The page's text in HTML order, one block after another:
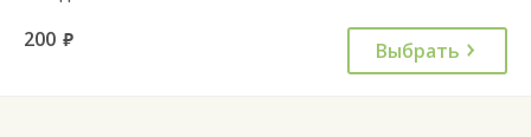
200 руб. Выбрать